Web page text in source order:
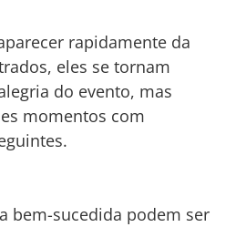
rapidamente da
eles se tornam
do evento, mas
momentos com
bem-sucedida podem ser